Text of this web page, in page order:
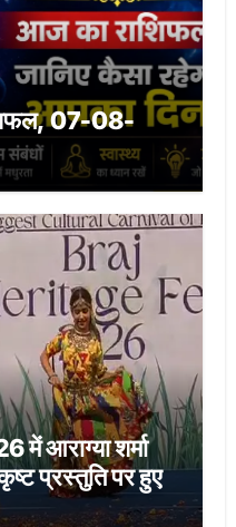
07-08-
आराग्या शर्मा
प्रस्तुति पर हुए